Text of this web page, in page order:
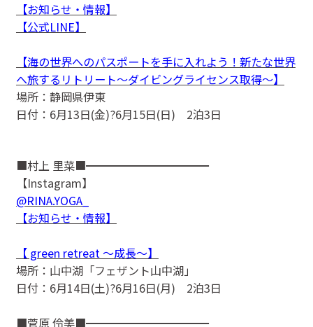
【お知らせ・情報】
【公式LINE】
【海の世界へのパスポートを手に入れよう！新たな世界
へ旅するリトリート〜ダイビングライセンス取得〜】
場所：静岡県伊東
日付：6月13日(金)?6月15日(日) 2泊3日
■村上 里菜■━━━━━━━━━━━
【Instagram】
@RINA.YOGA_
【お知らせ・情報】
【 green retreat 〜成長〜】
場所：山中湖「フェザント山中湖」
日付：6月14日(土)?6月16日(月) 2泊3日
■菅原 伶美■━━━━━━━━━━━